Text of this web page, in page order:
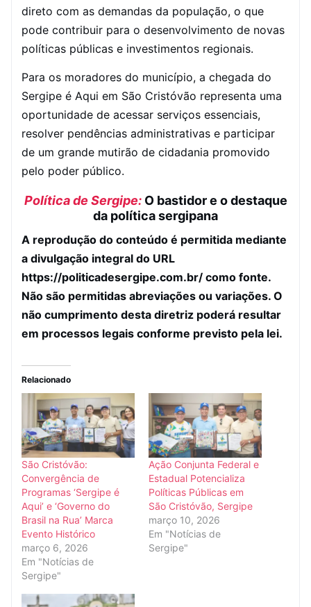
direto com as demandas da população, o que
pode contribuir para o desenvolvimento de novas
políticas públicas e investimentos regionais.
Para os moradores do município, a chegada do
Sergipe é Aqui em São Cristóvão representa uma
oportunidade de acessar serviços essenciais,
resolver pendências administrativas e participar
de um grande mutirão de cidadania promovido
pelo poder público.
Política de Sergipe: O bastidor e o destaque
da política sergipana
A reprodução do conteúdo é permitida mediante
a divulgação integral do URL
https://politicadesergipe.com.br/ como fonte.
Não são permitidas abreviações ou variações. O
não cumprimento desta diretriz poderá resultar
em processos legais conforme previsto pela lei.
Relacionado
São Cristóvão:
Convergência de
Programas ‘Sergipe é
Aqui’ e ‘Governo do
Brasil na Rua’ Marca
Evento Histórico
março 6, 2026
Em "Notícias de
Sergipe"
Ação Conjunta Federal e
Estadual Potencializa
Políticas Públicas em
São Cristóvão, Sergipe
março 10, 2026
Em "Notícias de
Sergipe"